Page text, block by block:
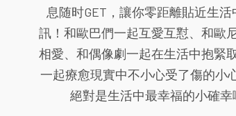
息随时GET，讓你零距離貼近生
訊！和歐巴們一起互愛互懟、和歐
相愛、和偶像劇一起在生活中抱緊
一起療愈現實中不小心受了傷的小
絕對是生活中最幸福的小確幸